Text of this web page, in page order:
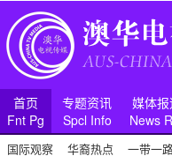
首页
Fnt Pg
专题资讯
Spcl Info
媒体报
News
国际观察
华裔热点
一带一